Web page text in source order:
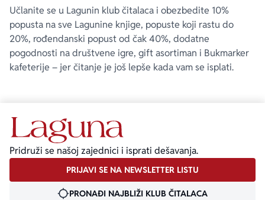
Učlanite se u Lagunin klub čitalaca i obezbedite 10%
popusta na sve Lagunine knjige, popuste koji rastu do
20%, rođendanski popust od čak 40%, dodatne
pogodnosti na društvene igre, gift asortiman i Bukmarker
kafeterije – jer čitanje je još lepše kada vam se isplati.
Pridruži se našoj zajednici i isprati dešavanja.
PRIJAVI SE NA NEWSLETTER LISTU
PRONAĐI NAJBLIŽI KLUB ČITALACA